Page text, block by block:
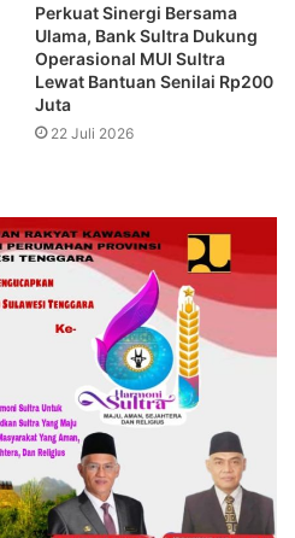
Perkuat Sinergi Bersama
Ulama, Bank Sultra Dukung
Operasional MUI Sultra
Lewat Bantuan Senilai Rp200
Juta
22 Juli 2026